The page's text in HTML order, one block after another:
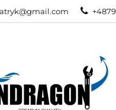
KATEGORIE